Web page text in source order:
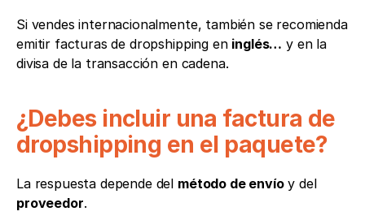
Si vendes internacionalmente, también se recomienda
emitir facturas de dropshipping en inglés… y en la
divisa de la transacción en cadena.
¿Debes incluir una factura de
dropshipping en el paquete?
La respuesta depende del método de envío
y del
proveedor.